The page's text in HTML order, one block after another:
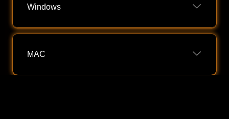
Windows
MAC